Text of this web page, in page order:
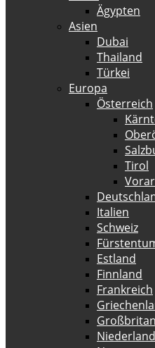
Ägypten
Asien
Dubai
Thailand
Türkei
Europa
Österreich
Tirol
Italien
Schweiz
Estland
Finnland
Frankreich